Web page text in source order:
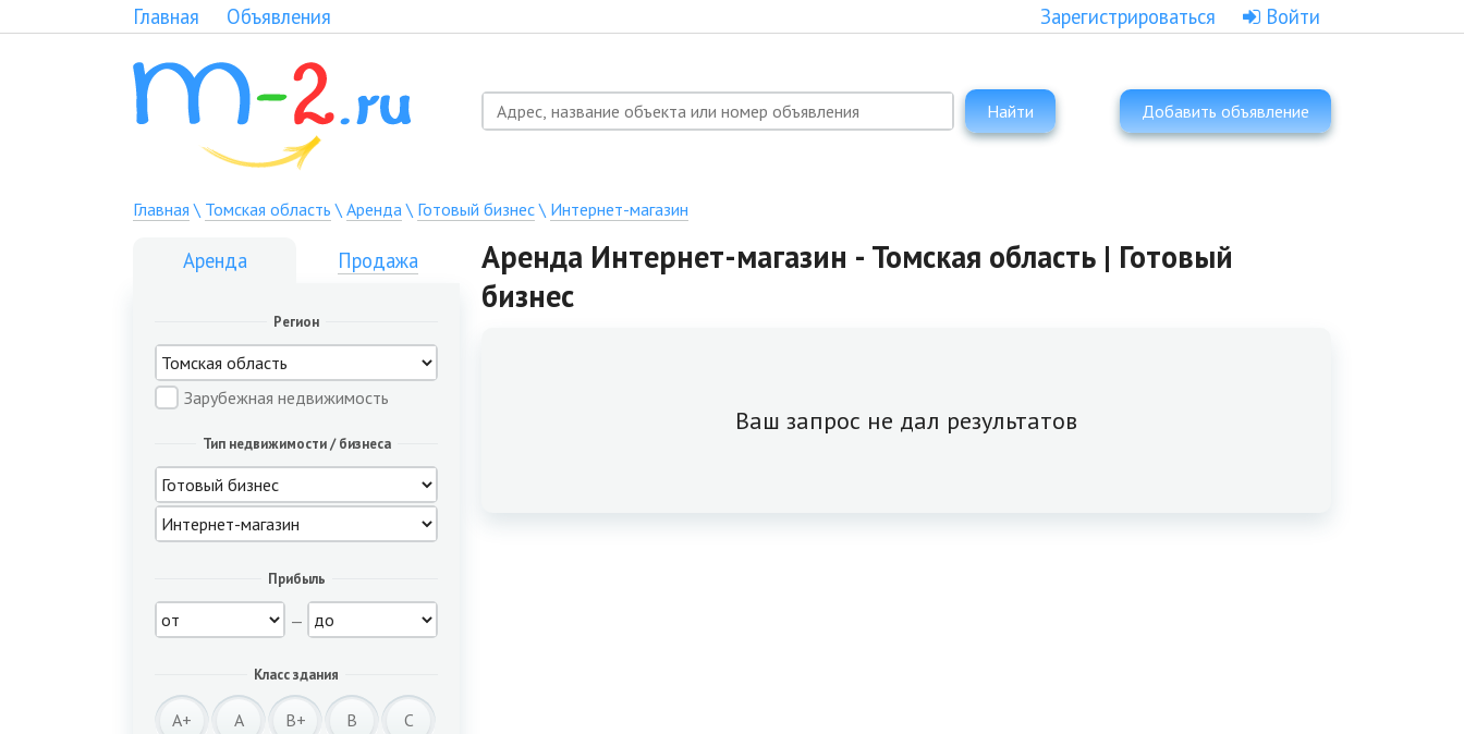
Главная Объявления Зарегистрироваться Войти
Найти Добавить объявление
Главная \ Томская область \ Аренда\ Готовый бизнес\ Интернет-магазин
Аренда Продажа
Регион
Зарубежная недвижимость
Тип недвижимости / бизнеса
Прибыль
—
Класс здания
A+ A B+ B C
Аренда Интернет-магазин - Томская область | Готовый
бизнес
Ваш запрос не дал результатов